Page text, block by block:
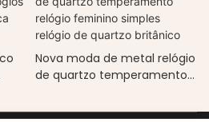
Nova moda de metal relógio
de quartzo temperamento
relógio de quartzo britânico